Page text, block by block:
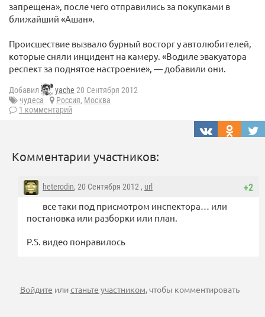
запрещена», после чего отправились за покупками в
ближайший «Ашан».
Происшествие вызвало бурный восторг у автолюбителей,
которые сняли инцидент на камеру. «Водиле эвакуатора
респект за поднятое настроение», — добавили они.
Добавил yache 20 Сентября 2012
чудеса
Россия, Москва
1 комментарий
Комментарии участников:
+2
heterodin, 20 Сентября 2012 , url
все таки под присмотром инспектора… или
постановка или разборки или план.
P.S. видео понравилось
Войдите илистаньте участником, чтобы комментировать